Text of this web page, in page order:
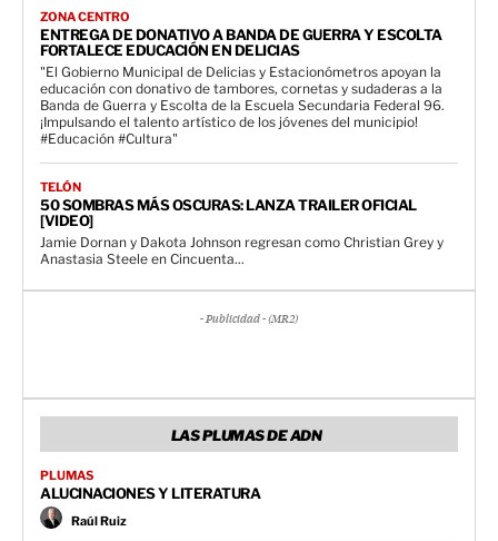
ZONA CENTRO
ENTREGA DE DONATIVO A BANDA DE GUERRA Y ESCOLTA
FORTALECE EDUCACIÓN EN DELICIAS
"El Gobierno Municipal de Delicias y Estacionómetros apoyan la
educación con donativo de tambores, cornetas y sudaderas a la
Banda de Guerra y Escolta de la Escuela Secundaria Federal 96.
¡Impulsando el talento artístico de los jóvenes del municipio!
#Educación #Cultura"
TELÓN
50 SOMBRAS MÁS OSCURAS: LANZA TRAILER OFICIAL
[VIDEO]
Jamie Dornan y Dakota Johnson regresan como Christian Grey y
Anastasia Steele en Cincuenta...
- Publicidad - (MR2)
LAS PLUMAS DE ADN
PLUMAS
ALUCINACIONES Y LITERATURA
Raúl Ruiz